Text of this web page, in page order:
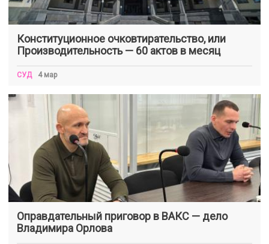
Конституционное очковтирательство, или
Производительность — 60 актов в месяц
СУД 4 мар
Оправдательный приговор в ВАКС — дело
Владимира Орлова